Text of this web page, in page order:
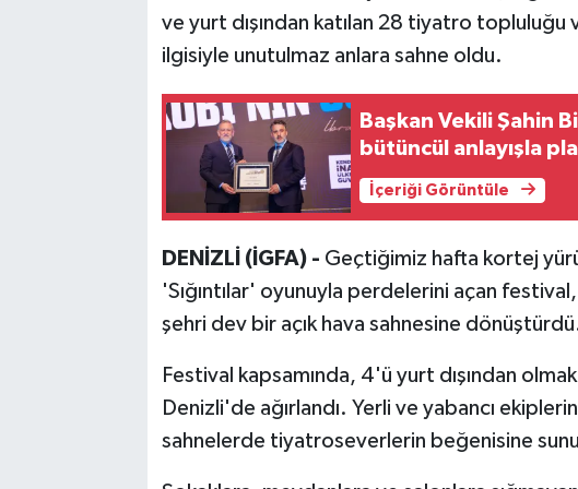
ve yurt dışından katılan 28 tiyatro
ilgisiyle unutulmaz anlara sahne oldu.
Başkan Vekili Şahin
bütüncül anlayışla
İçeriği Görüntüle
DENİZLİ (İGFA) - Geçtiğimiz hafta kortej
'Sığıntılar' oyunuyla perdelerini açan
şehri dev bir açık hava sahnesine
Festival kapsamında, 4'ü yurt dışından
Denizli'de ağırlandı. Yerli ve yabancı
sahnelerde tiyatroseverlerin beğenisine